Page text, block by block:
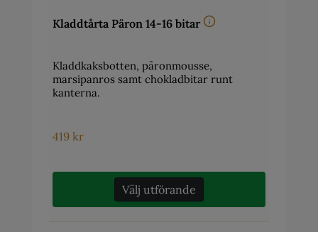
Kladdtårta Päron 14-16 bitar
Kladdkaksbotten, päronmousse,
marsipanros samt chokladbitar runt
kanterna.
419 kr
Välj utförande